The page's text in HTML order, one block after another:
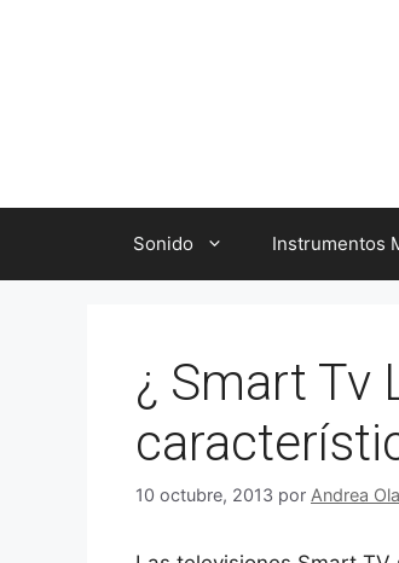
Sonido Instrumentos
¿ Smart Tv
10 octubre, 2013 por Andrea